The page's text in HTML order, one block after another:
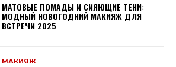
МАТОВЫЕ ПОМАДЫ И СИЯЮЩИЕ ТЕНИ:
МОДНЫЙ НОВОГОДНИЙ МАКИЯЖ ДЛЯ
ВСТРЕЧИ 2025
МАКИЯЖ